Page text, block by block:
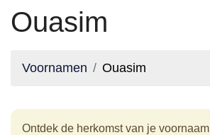
Ouasim
Voornamen Ouasim
Ontdek de herkomst van je voornaam